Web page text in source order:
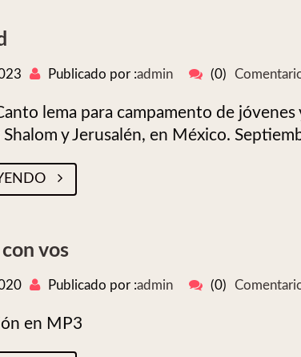
Publicado por :admin (0)
lema para campamento de jóvenes
Shalom y Jerusalén, en México.
vos
Publicado por :admin (0)
en MP3